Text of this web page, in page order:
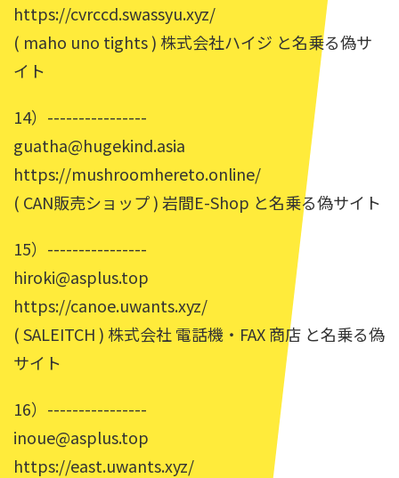
https://cvrccd.swassyu.xyz/
( maho uno tights ) 株式会社ハイジ と名乗る偽サ
イト
14）----------------
guatha@hugekind.asia
https://mushroomhereto.online/
( CAN販売ショップ ) 岩間E-Shop と名乗る偽サイト
15）----------------
hiroki@asplus.top
https://canoe.uwants.xyz/
( SALEITCH ) 株式会社 電話機・FAX 商店 と名乗る偽
サイト
16）----------------
inoue@asplus.top
https://east.uwants.xyz/